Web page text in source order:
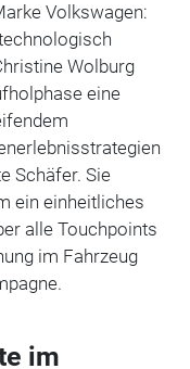
Volkswagen:
Wolburg
eine
Schäfer. Sie
ein einheitliches
alle Touchpoints
im Fahrzeug
im